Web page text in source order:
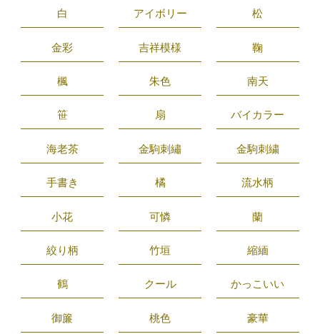
白 アイボリー 松
金彩 吉祥模様 鞠
楓 朱色 南天
笹 扇 バイカラー
海老茶 金駒刺繡 金駒刺繍
手書き 橘 流水柄
小花 可憐 蘭
絞り柄 竹垣 縮緬
鶴 クール かっこいい
御簾 桃色 豪華